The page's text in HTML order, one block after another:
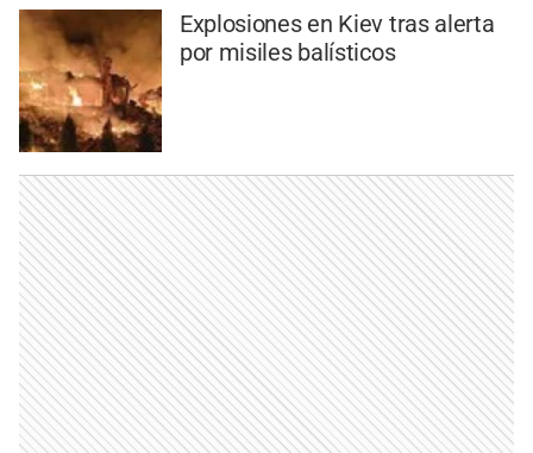
Explosiones en Kiev tras alerta
por misiles balísticos